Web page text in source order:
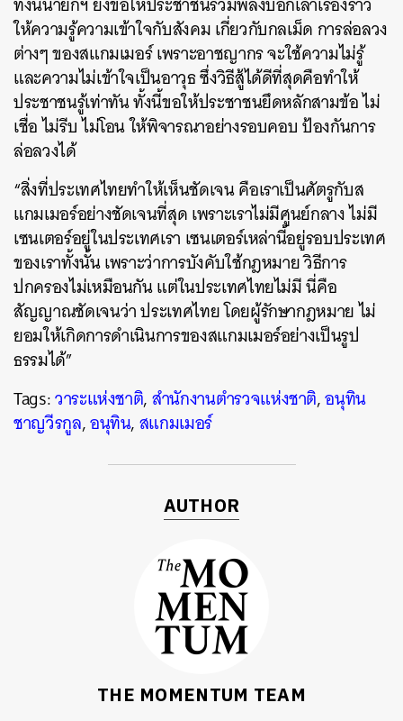
ให้ความรู้ความเข้าใจกับสังคม เกี่ยวกับกลเม็ด การล่อลวง
ต่างๆ ของสแกมเมอร์ เพราะอาชญากร จะใช้ความไม่รู้
และความไม่เข้าใจเป็นอาวุธ ซึ่งวิธีสู้ได้ดีที่สุดคือทำให้
ประชาชนรู้เท่าทัน ทั้งนี้ขอให้ประชาชนยึดหลักสามข้อ ไม่
เชื่อ ไม่รีบ ไม่โอน ให้พิจารณาอย่างรอบคอบ ป้องกันการ
ล่อลวงได้
“สิ่งที่ประเทศไทยทำให้เห็นชัดเจน คือเราเป็นศัตรูกับส
แกมเมอร์อย่างชัดเจนที่สุด เพราะเราไม่มีศูนย์กลาง ไม่มี
เซนเตอร์อยู่ในประเทศเรา เซนเตอร์เหล่านี้อยู่รอบประเทศ
ของเราทั้งนั้น เพราะว่าการบังคับใช้กฎหมาย วิธีการ
ปกครองไม่เหมือนกัน แต่ในประเทศไทยไม่มี นี่คือ
สัญญาณชัดเจนว่า ประเทศไทย โดยผู้รักษากฎหมาย ไม่
ยอมให้เกิดการดำเนินการของสแกมเมอร์อย่างเป็นรูป
ธรรมได้”
Tags:วาระแห่งชาติ,สำนักงานตำรวจแห่งชาติ,อนุทิน
ชาญวีรกูล,อนุทิน,สแกมเมอร์
AUTHOR
THE MOMENTUM TEAM